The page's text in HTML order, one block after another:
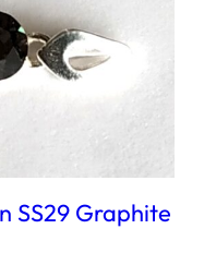
SS29 Graphite